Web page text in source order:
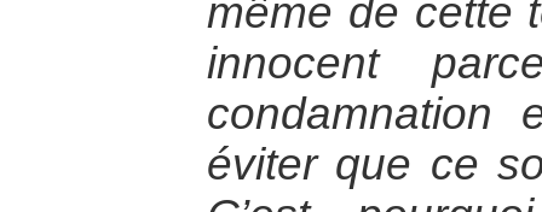
même de cette
innocent
éviter que ce